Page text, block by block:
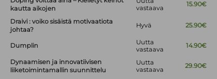
kautta aikojen
vastaava
15.90€
Draivi : voiko sisäistä motivaatiota
johtaa?
Hyvä 25.90€
Dumplin
Uutta
vastaava
14.90€
Dynaamisen ja innovatiivisen
liiketoimintamallin suunnittelu
Uutta
vastaava
29.90€